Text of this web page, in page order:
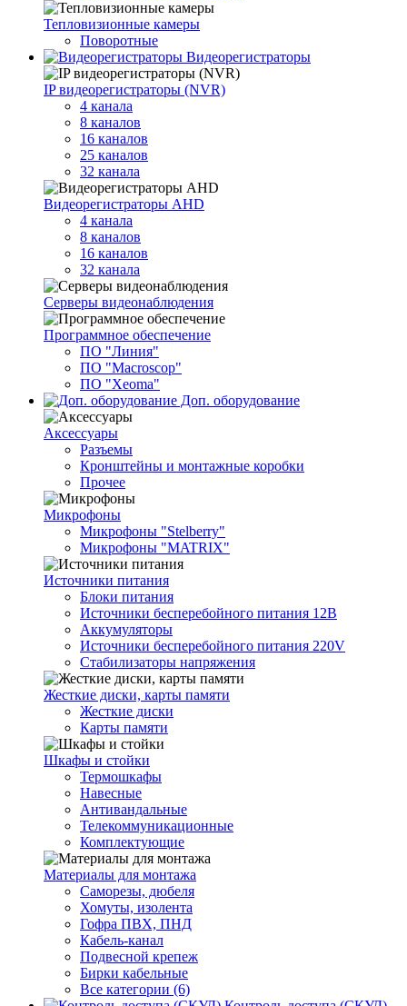
Тепловизионные камеры
Поворотные
Видеорегистраторы
IP видеорегистраторы (NVR)
4 канала
8 каналов
16 каналов
25 каналов
32 канала
Видеорегистраторы AHD
4 канала
8 каналов
16 каналов
32 канала
Серверы видеонаблюдения
Программное обеспечение
ПО "Линия"
ПО "Macroscop"
ПО "Xeoma"
Доп. оборудование
Аксессуары
Разъемы
Кронштейны и монтажные коробки
Прочее
Микрофоны
Микрофоны "Stelberry"
Микрофоны "MATRIX"
Источники питания
Блоки питания
Источники бесперебойного питания 12В
Аккумуляторы
Источники бесперебойного питания 220V
Стабилизаторы напряжения
Жесткие диски, карты памяти
Жесткие диски
Карты памяти
Шкафы и стойки
Термошкафы
Навесные
Антивандальные
Телекоммуникационные
Комплектующие
Материалы для монтажа
Саморезы, дюбеля
Хомуты, изолента
Гофра ПВХ, ПНД
Кабель-канал
Подвесной крепеж
Бирки кабельные
Все категории (6)